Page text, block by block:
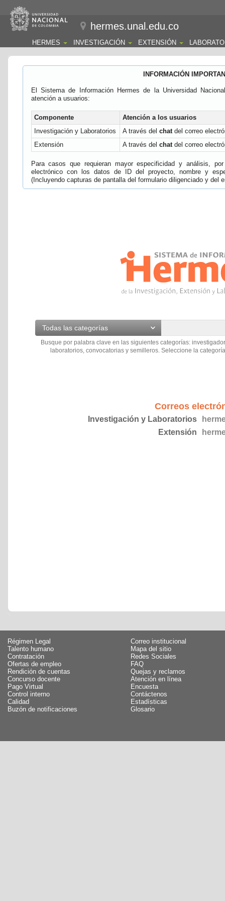
hermes.unal.edu.co
HERMES INVESTIGACIÓN EXTENSIÓN
INFORMACIÓN
El Sistema de Información Hermes de la Universidad
atención a usuarios:
Componente
Atención a los usuarios
Investigación y Laboratorios
A través del chatdel correo
Extensión
A través del chatdel correo
Para casos que requieran mayor especificidad y análisis,
electrónico con los datos de ID del proyecto, nombre y
(Incluyendo capturas de pantalla del formulario diligenciado y del
Todas las categorías
Busque por palabra clave en las siguientes categorías:
laboratorios, convocatorias y semilleros. Seleccione la
Correos
Investigación y Laboratorios
Extensión
Régimen Legal
Talento humano
Contratación
Ofertas de empleo
Rendición de cuentas
Concurso docente
Pago Virtual
Control interno
Calidad
Buzón de notificaciones
Correo institucional
Mapa del sitio
Redes Sociales
FAQ
Quejas y reclamos
Atención en línea
Encuesta
Contáctenos
Estadísticas
Glosario